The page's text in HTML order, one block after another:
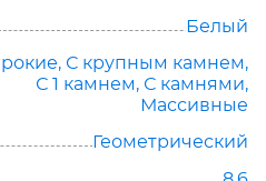
Белый
, С крупным камнем,
С 1 камнем, С камнями,
Массивные
Геометрический